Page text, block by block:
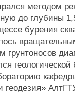
методом
до глубины
бурения
грунтоносов
геологической
геодезия»